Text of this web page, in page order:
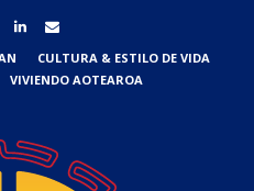
CULTURA & ESTILO DE VIDA
VIVIENDO AOTEAROA